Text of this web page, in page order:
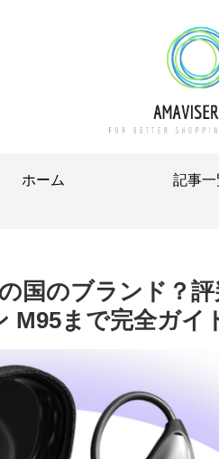
ホーム 記事一
国のブランド？
M95まで完全ガイ